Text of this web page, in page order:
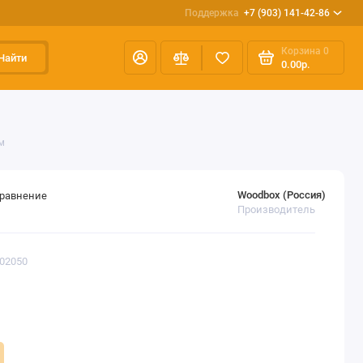
Поддержка +7 (903) 141-42-86
Корзина 0
0.00р.
Woodbox (Россия)
Производитель